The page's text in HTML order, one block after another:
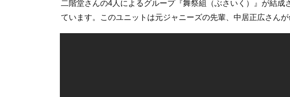
二階堂さんの4人によるグループ『舞祭組（ぶさいく）』が結
ています。このユニットは元ジャニーズの先輩、中居正広さん